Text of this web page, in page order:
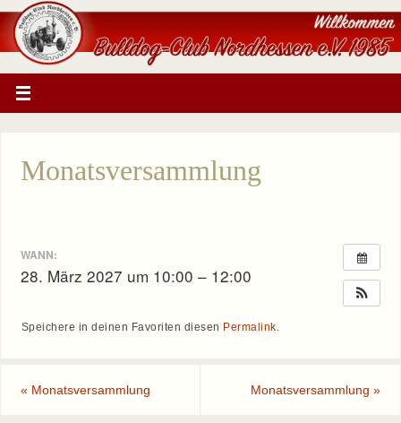
Monatsversammlung
WANN:
28. März 2027 um 10:00 – 12:00
Speichere in deinen Favoriten diesen Permalink.
« Monatsversammlung Monatsversammlung»